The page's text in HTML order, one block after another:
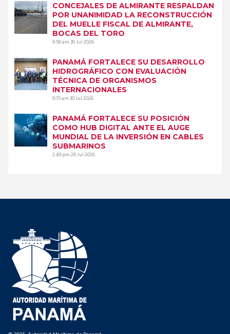
CONCEJALES DE ALMIRANTE RESPALDAN
POR UNANIMIDAD LA RECONSTRUCCIÓN
DEL MUELLE FISCAL DE ALMIRANTE,
BOCAS DEL TORO
9:58 am30 Jul 2026
PANAMÁ FORTALECE SU DESARROLLO
HIDROGRÁFICO CON EVALUACIÓN
TÉCNICA DE ORGANISMOS
INTERNACIONALES
9:15 am30 Jul 2026
PANAMÁ FORTALECE SU POSICIÓN
COMO HUB DIGITAL ANTE EL AUGE
MUNDIAL DE LA INVERSIÓN EN CABLES
SUBMARINOS
2:49 pm28 Jul 2026